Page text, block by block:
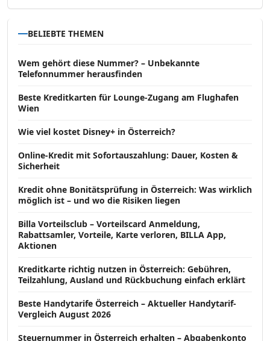
BELIEBTE THEMEN
Wem gehört diese Nummer? – Unbekannte
Telefonnummer herausfinden
Beste Kreditkarten für Lounge-Zugang am Flughafen
Wien
Wie viel kostet Disney+ in Österreich?
Online-Kredit mit Sofortauszahlung: Dauer, Kosten &
Sicherheit
Kredit ohne Bonitätsprüfung in Österreich: Was wirklich
möglich ist – und wo die Risiken liegen
Billa Vorteilsclub – Vorteilscard Anmeldung,
Rabattsamler, Vorteile, Karte verloren, BILLA App,
Aktionen
Kreditkarte richtig nutzen in Österreich: Gebühren,
Teilzahlung, Ausland und Rückbuchung einfach erklärt
Beste Handytarife Österreich – Aktueller Handytarif-
Vergleich August 2026
Steuernummer in Österreich erhalten – Abgabenkonto